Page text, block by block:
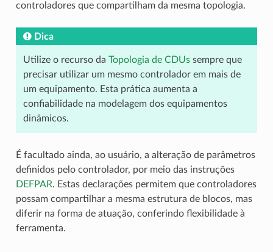
controladores que compartilham da mesma topologia.
Dica
Utilize o recurso da Topologia de CDUssempre que
precisar utilizar um mesmo controlador em mais de
um equipamento. Esta prática aumenta a
confiabilidade na modelagem dos equipamentos
dinâmicos.
É facultado ainda, ao usuário, a alteração de parâmetros
definidos pelo controlador, por meio das instruções
DEFPAR. Estas declarações permitem que controladores
possam compartilhar a mesma estrutura de blocos, mas
diferir na forma de atuação, conferindo flexibilidade à
ferramenta.